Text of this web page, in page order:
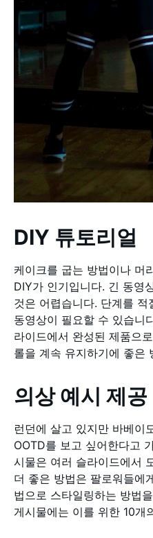
DIY 튜토리얼
케이크를 굽는 방법이나 머
DIY가 인기입니다. 긴 동영
것은 어렵습니다. 단계를
동영상이 필요할 수 있습니
라이드에서 완성된 제품으
롤을 계속 유지하기에 좋은
의상 예시 제공
런던에 살고 있지만 바베이
OOTD를 보고 싶어한다고
시물은 여러 슬라이드에서
더 좋은 방법은 팔로워들에
법으로 스타일링하는 방법
게시물에는 이를 위한 10개